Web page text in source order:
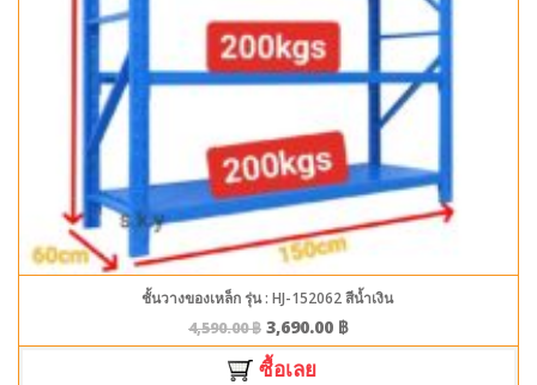
ชั้นวางของเหล็ก รุ่น : HJ-152062 สีน้ำเงิน
4,590.00฿ 3,690.00 ฿
ซื้อเลย